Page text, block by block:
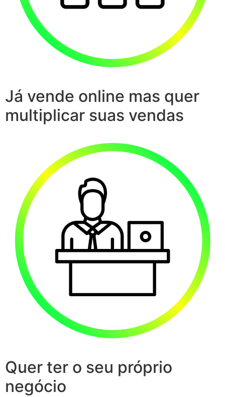
Já vende online mas quer
multiplicar suas vendas
Quer ter o seu próprio
negócio